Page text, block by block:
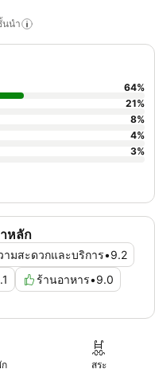
นนำ
หลัก
ามสะดวกและบริการ•9.2
ร้านอาหาร•9.0
64%
21%
8%
4%
3%
สระ